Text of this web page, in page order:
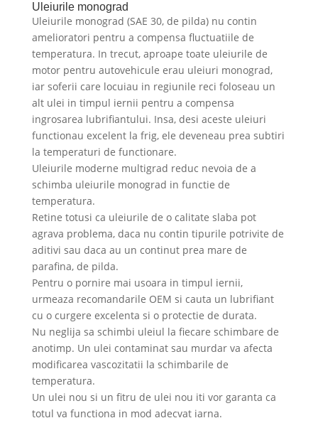
Uleiurile monograd
Uleiurile monograd (SAE 30, de pilda) nu contin
amelioratori pentru a compensa fluctuatiile de
temperatura. In trecut, aproape toate uleiurile de
motor pentru autovehicule erau uleiuri monograd,
iar soferii care locuiau in regiunile reci foloseau un
alt ulei in timpul iernii pentru a compensa
ingrosarea lubrifiantului. Insa, desi aceste uleiuri
functionau excelent la frig, ele deveneau prea subtiri
la temperaturi de functionare.
Uleiurile moderne multigrad reduc nevoia de a
schimba uleiurile monograd in functie de
temperatura.
Retine totusi ca uleiurile de o calitate slaba pot
agrava problema, daca nu contin tipurile potrivite de
aditivi sau daca au un continut prea mare de
parafina, de pilda.
Pentru o pornire mai usoara in timpul iernii,
urmeaza recomandarile OEM si cauta un lubrifiant
cu o curgere excelenta si o protectie de durata.
Nu neglija sa schimbi uleiul la fiecare schimbare de
anotimp. Un ulei contaminat sau murdar va afecta
modificarea vascozitatii la schimbarile de
temperatura.
Un ulei nou si un fitru de ulei nou iti vor garanta ca
totul va functiona in mod adecvat iarna.